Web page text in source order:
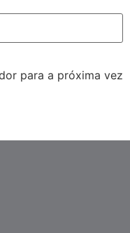
para a próxima vez